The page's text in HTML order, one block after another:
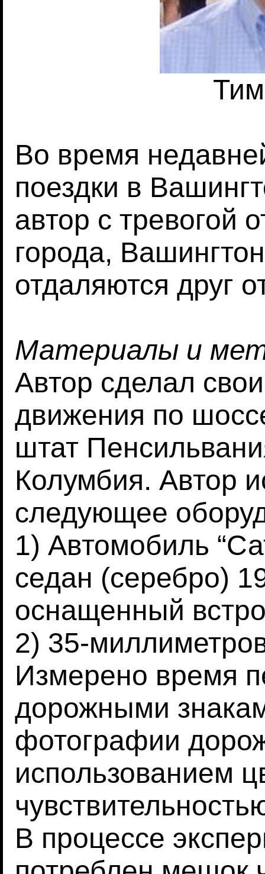
Во время
поездки в
автор с тревогой
города,
отдаляются друг
Материалы и
Автор сделал
движения по
штат
Колумбия. Автор
следующее
1) Автомобиль
седан (серебро)
оснащенный
2) 35-
Измерено время
дорожными
фотографии
использованием
В процессе